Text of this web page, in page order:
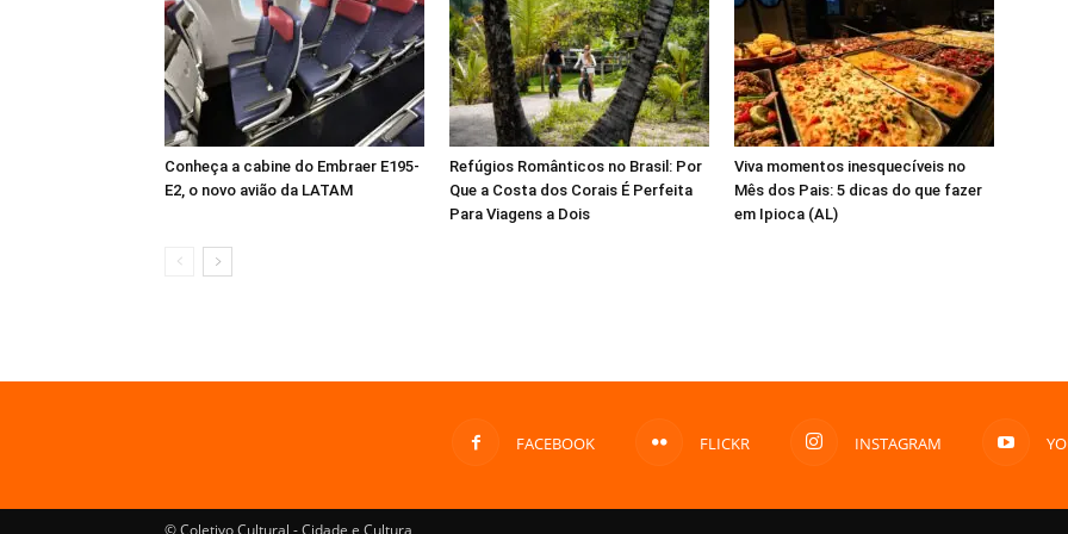
Conheça a cabine do Embraer E195-
E2, o novo avião da LATAM
Refúgios Românticos no Brasil: Por
Que a Costa dos Corais É Perfeita
Para Viagens a Dois
Viva momentos inesquecíveis no
Mês dos Pais: 5 dicas do que fazer
em Ipioca (AL)
FACEBOOK FLICKR INSTAGRAM
© Coletivo Cultural - Cidade e Cultura